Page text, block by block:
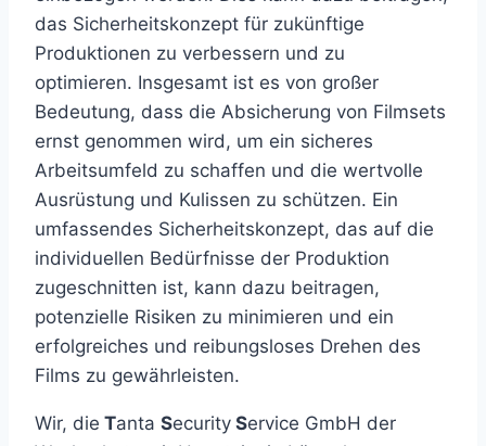
das Sicherheitskonzept für zukünftige
Produktionen zu verbessern und zu
optimieren. Insgesamt ist es von großer
Bedeutung, dass die Absicherung von Filmsets
ernst genommen wird, um ein sicheres
Arbeitsumfeld zu schaffen und die wertvolle
Ausrüstung und Kulissen zu schützen. Ein
umfassendes Sicherheitskonzept, das auf die
individuellen Bedürfnisse der Produktion
zugeschnitten ist, kann dazu beitragen,
potenzielle Risiken zu minimieren und ein
erfolgreiches und reibungsloses Drehen des
Films zu gewährleisten.
Wir, die Tanta Security Service GmbH der